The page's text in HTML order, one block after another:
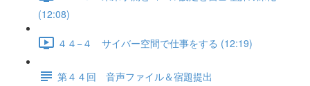
(12:08)
４４−４ サイバー空間で仕事をする (12:19)
第４４回 音声ファイル＆宿題提出